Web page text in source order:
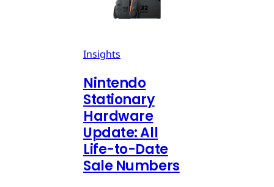
Insights
Nintendo
Stationary
Hardware
Update: All
Life-to-Date
Sale Numbers